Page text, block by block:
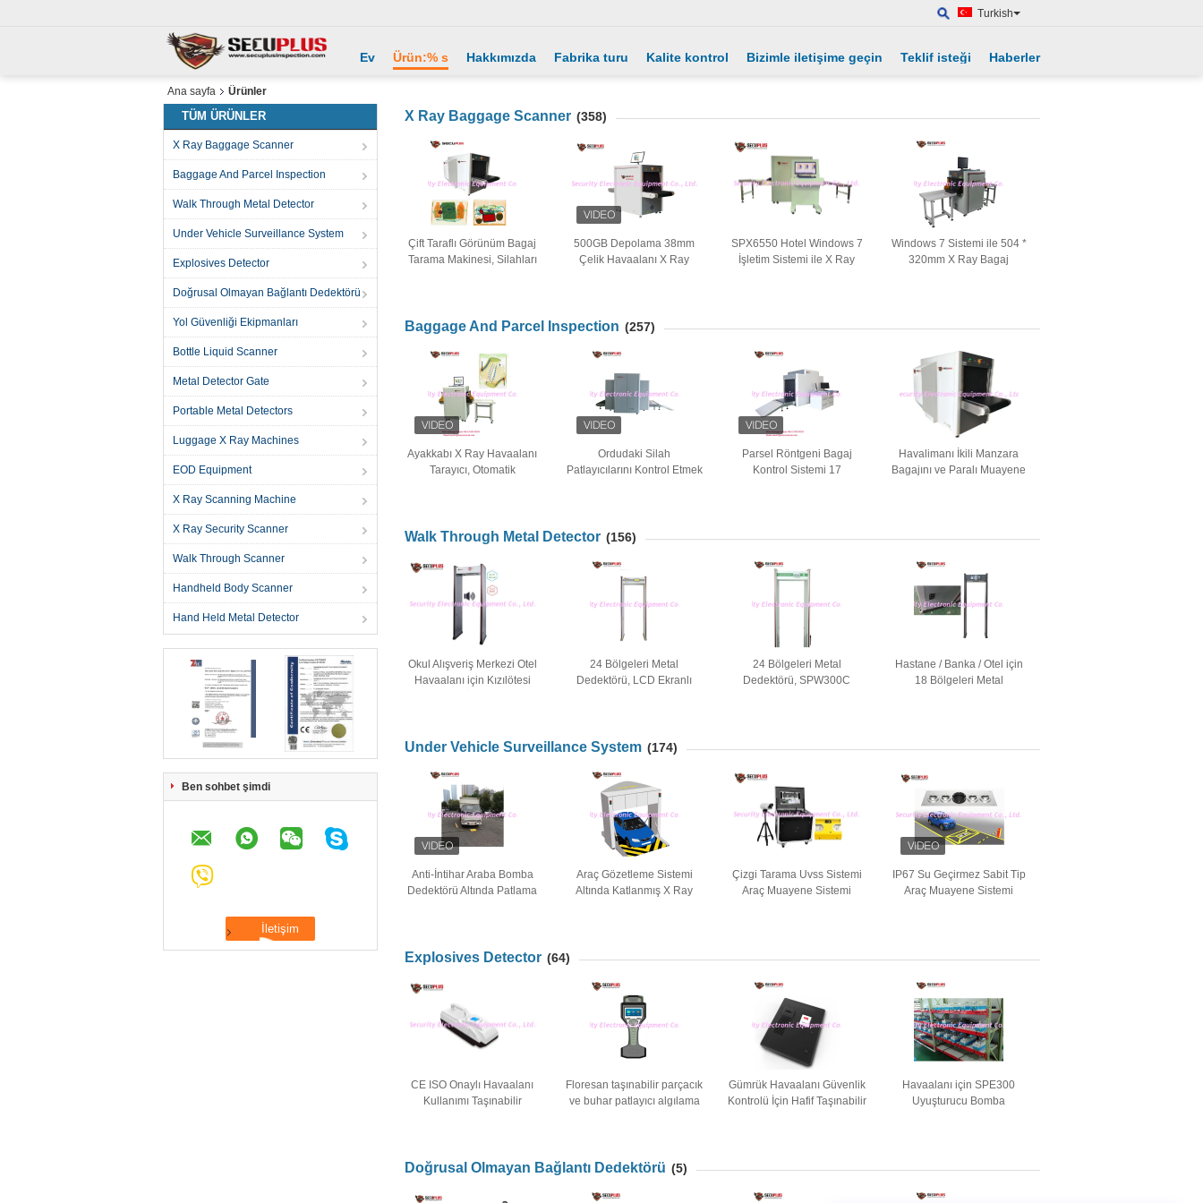
Turkish
Ev Ürün:% s Hakkımızda Fabrika turu Kalite kontrol Bizimle iletişime geçin Teklif isteği Haberler
Ana sayfa Ürünler
TÜM ÜRÜNLER
X Ray Baggage Scanner
Baggage And Parcel Inspection
Walk Through Metal Detector
Under Vehicle Surveillance System
Explosives Detector
Doğrusal Olmayan Bağlantı Dedektörü
Yol Güvenliği Ekipmanları
Bottle Liquid Scanner
Metal Detector Gate
Portable Metal Detectors
Luggage X Ray Machines
EOD Equipment
X Ray Scanning Machine
X Ray Security Scanner
Walk Through Scanner
Handheld Body Scanner
Hand Held Metal Detector
Ben sohbet şimdi
X Ray Baggage Scanner (358)
Çift Taraflı Görünüm Bagaj
Tarama Makinesi, Silahları
500GB Depolama 38mm
Çelik Havaalanı X Ray
SPX6550 Hotel Windows 7
İşletim Sistemi ile X Ray
Windows 7 Sistemi ile 504 *
320mm X Ray Bagaj
Baggage And Parcel Inspection (257)
Ayakkabı X Ray Havaalanı
Tarayıcı, Otomatik
Ordudaki Silah
Patlayıcılarını Kontrol Etmek
Parsel Röntgeni Bagaj
Kontrol Sistemi 17
Havalimanı İkili Manzara
Bagajını ve Paralı Muayene
Walk Through Metal Detector (156)
Okul Alışveriş Merkezi Otel
Havaalanı için Kızılötesi
24 Bölgeleri Metal
Dedektörü, LCD Ekranlı
24 Bölgeleri Metal
Dedektörü, SPW300C
Hastane / Banka / Otel için
18 Bölgeleri Metal
Under Vehicle Surveillance System (174)
Anti-İntihar Araba Bomba
Dedektörü Altında Patlama
Araç Gözetleme Sistemi
Altında Katlanmış X Ray
Çizgi Tarama Uvss Sistemi
Araç Muayene Sistemi
IP67 Su Geçirmez Sabit Tip
Araç Muayene Sistemi
Explosives Detector (64)
CE ISO Onaylı Havaalanı
Kullanımı Taşınabilir
Floresan taşınabilir parçacık
ve buhar patlayıcı algılama
Gümrük Havaalanı Güvenlik
Kontrolü İçin Hafif Taşınabilir
Havaalanı için SPE300
Uyuşturucu Bomba
Doğrusal Olmayan Bağlantı Dedektörü (5)